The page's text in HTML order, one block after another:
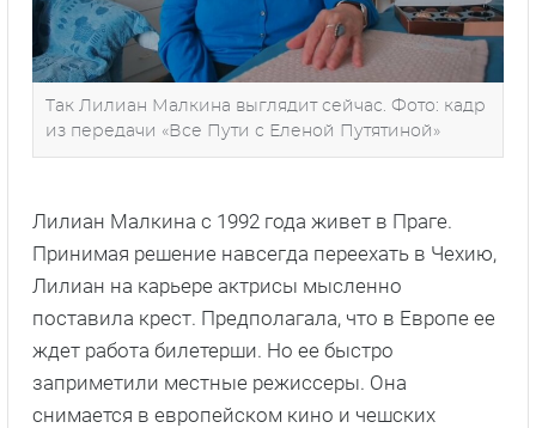
Так Лилиан Малкина выглядит сейчас. Фото: кадр
из передачи «Все Пути с Еленой Путятиной»
Лилиан Малкина с 1992 года живет в Праге.
Принимая решение навсегда переехать в Чехию,
Лилиан на карьере актрисы мысленно
поставила крест. Предполагала, что в Европе ее
ждет работа билетерши. Но ее быстро
заприметили местные режиссеры. Она
снимается в европейском кино и чешских